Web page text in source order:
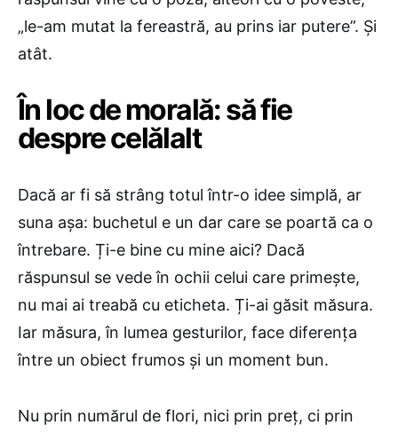
„le-am mutat la fereastră, au prins iar putere”. Și
atât.
În loc de morală: să fie
despre celălalt
Dacă ar fi să strâng totul într-o idee simplă, ar
suna așa: buchetul e un dar care se poartă ca o
întrebare. Ți-e bine cu mine aici? Dacă
răspunsul se vede în ochii celui care primește,
nu mai ai treabă cu eticheta. Ți-ai găsit măsura.
Iar măsura, în lumea gesturilor, face diferența
între un obiect frumos și un moment bun.
Nu prin numărul de flori, nici prin preț, ci prin